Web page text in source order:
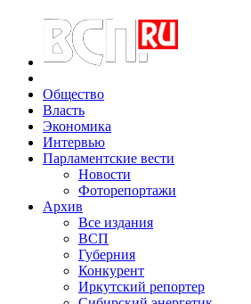
Общество
Власть
Экономика
Интервью
Парламентские вести
Новости
Фоторепортажи
Архив
Все издания
ВСП
Губерния
Конкурент
Иркутский репортер